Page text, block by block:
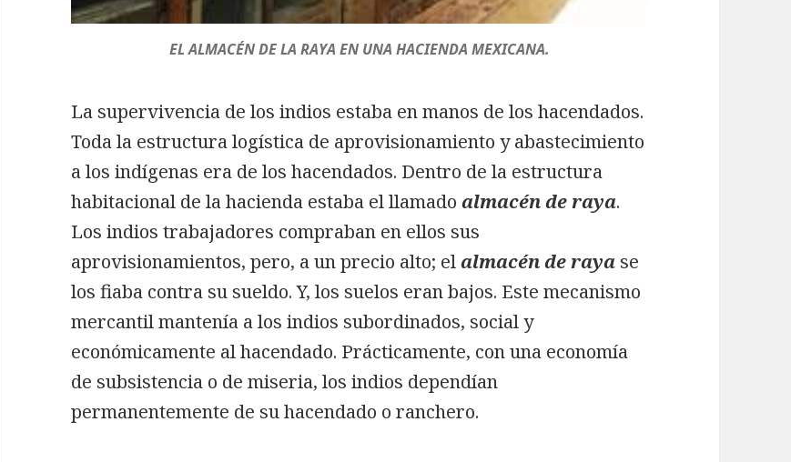
EL ALMACÉN DE LA RAYA EN UNA HACIENDA MEXICANA.
La supervivencia de los indios estaba en manos de los hacendados.
Toda la estructura logística de aprovisionamiento y abastecimiento
a los indígenas era de los hacendados. Dentro de la estructura
habitacional de la hacienda estaba el llamadoalmacén de raya.
Los indios trabajadores compraban en ellos sus
aprovisionamientos, pero, a un precio alto; elalmacén de rayase
los fiaba contra su sueldo. Y, los suelos eran bajos. Este mecanismo
mercantil mantenía a los indios subordinados, social y
económicamente al hacendado. Prácticamente, con una economía
de subsistencia o de miseria, los indios dependían
permanentemente de su hacendado o ranchero.